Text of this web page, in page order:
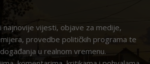
najnovije vijesti, objave za medije,
provedbe političkih programa te
u realnom vremenu.